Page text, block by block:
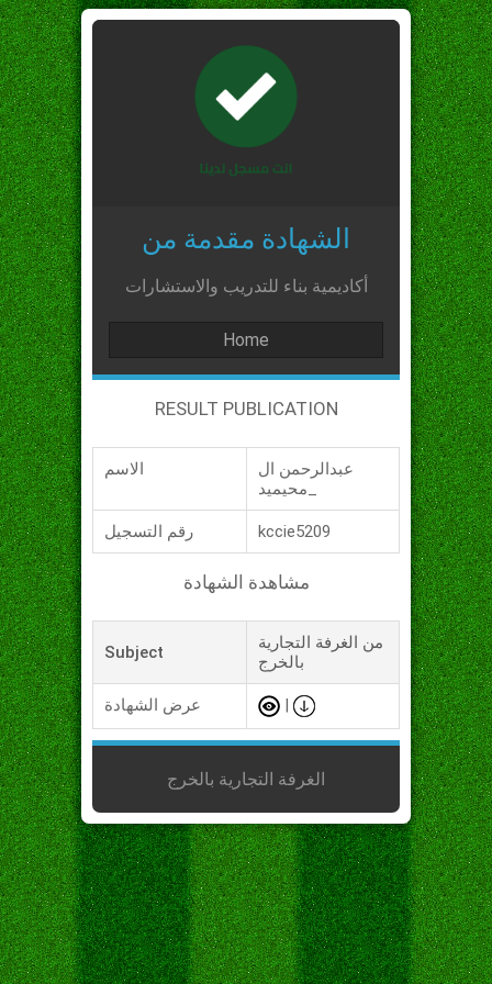
الشهادة مقدمة من
أكاديمية بناء للتدريب والاستشارات
Home
RESULT PUBLICATION
الاسم
عبدالرحمن ال
رقم التسجيل kccie5209
مشاهدة الشهادة
Subject
من الغرفة التجارية
بالخرج
عرض الشهادة
الغرفة التجارية بالخرج